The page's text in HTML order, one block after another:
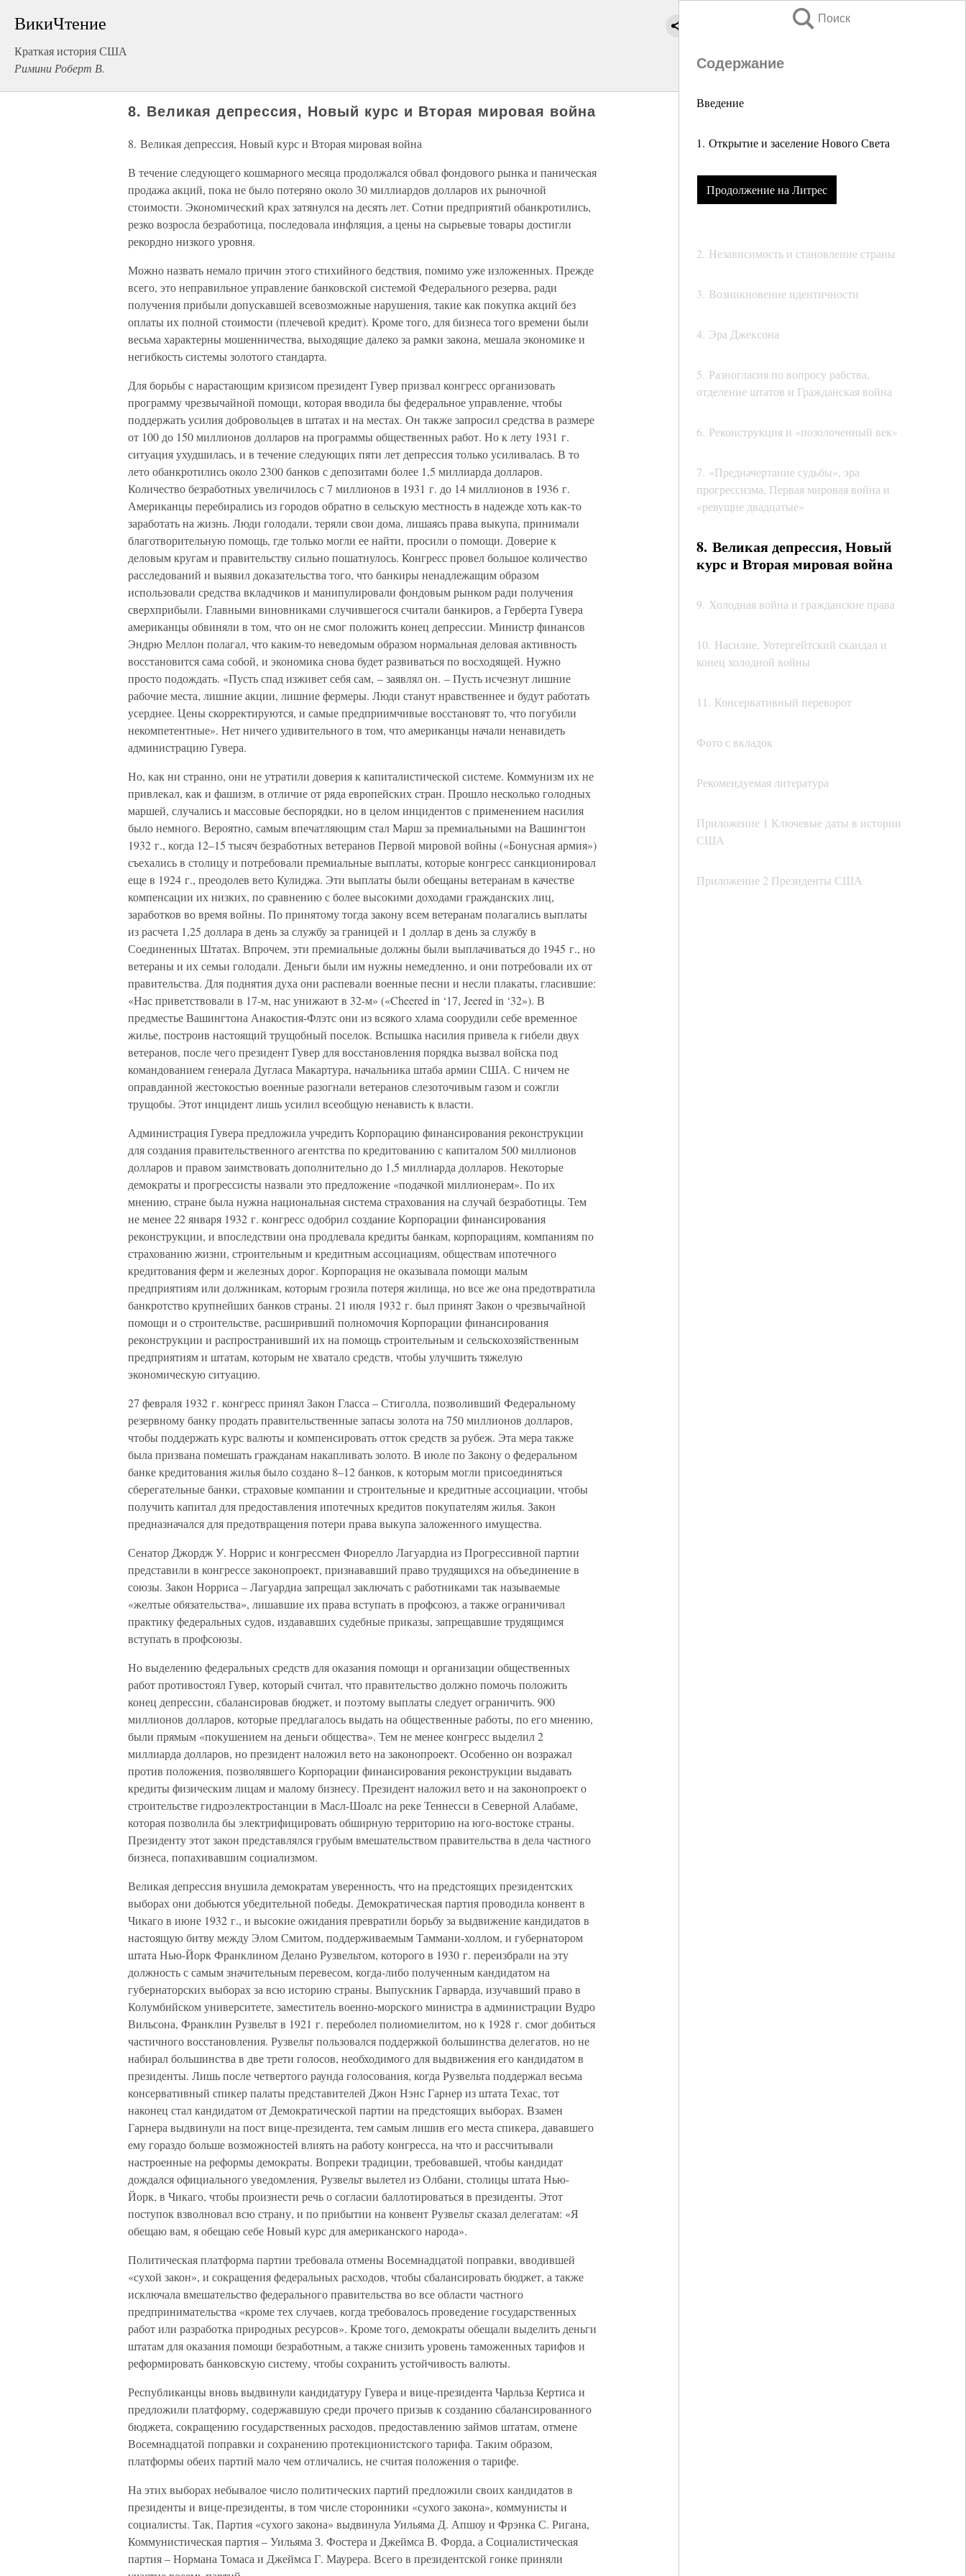
ВикиЧтение
Краткая история США
Римини Роберт В.
Поиск
Содержание
Введение
1. Открытие и заселение Нового Света
Продолжение на Литрес
2. Независимость и становление страны
3. Возникновение идентичности
4. Эра Джексона
5. Разногласия по вопросу рабства,
отделение штатов и Гражданская война
6. Реконструкция и «позолоченный век»
7. «Предначертание судьбы», эра
прогрессизма, Первая мировая война и
«ревущие двадцатые»
8. Великая депрессия, Новый
курс и Вторая мировая война
9. Холодная война и гражданские права
10. Насилие, Уотергейтский скандал и
конец холодной войны
11. Консервативный переворот
Фото с вкладок
Рекомендуемая литература
Приложение 1 Ключевые даты в истории
США
Приложение 2 Президенты США
8. Великая депрессия, Новый курс и Вторая мировая война
8. Великая депрессия, Новый курс и Вторая мировая война
В течение следующего кошмарного месяца продолжался обвал фондового рынка и паническая
продажа акций, пока не было потеряно около 30 миллиардов долларов их рыночной
стоимости. Экономический крах затянулся на десять лет. Сотни предприятий обанкротились,
резко возросла безработица, последовала инфляция, а цены на сырьевые товары достигли
рекордно низкого уровня.
Можно назвать немало причин этого стихийного бедствия, помимо уже изложенных. Прежде
всего, это неправильное управление банковской системой Федерального резерва, ради
получения прибыли допускавшей всевозможные нарушения, такие как покупка акций без
оплаты их полной стоимости (плечевой кредит). Кроме того, для бизнеса того времени были
весьма характерны мошенничества, выходящие далеко за рамки закона, мешала экономике и
негибкость системы золотого стандарта.
Для борьбы с нарастающим кризисом президент Гувер призвал конгресс организовать
программу чрезвычайной помощи, которая вводила бы федеральное управление, чтобы
поддержать усилия добровольцев в штатах и на местах. Он также запросил средства в размере
от 100 до 150 миллионов долларов на программы общественных работ. Но к лету 1931 г.
ситуация ухудшилась, и в течение следующих пяти лет депрессия только усиливалась. В то
лето обанкротились около 2300 банков с депозитами более 1,5 миллиарда долларов.
Количество безработных увеличилось с 7 миллионов в 1931 г. до 14 миллионов в 1936 г.
Американцы перебирались из городов обратно в сельскую местность в надежде хоть как-то
заработать на жизнь. Люди голодали, теряли свои дома, лишаясь права выкупа, принимали
благотворительную помощь, где только могли ее найти, просили о помощи. Доверие к
деловым кругам и правительству сильно пошатнулось. Конгресс провел большое количество
расследований и выявил доказательства того, что банкиры ненадлежащим образом
использовали средства вкладчиков и манипулировали фондовым рынком ради получения
сверхприбыли. Главными виновниками случившегося считали банкиров, а Герберта Гувера
американцы обвиняли в том, что он не смог положить конец депрессии. Министр финансов
Эндрю Меллон полагал, что каким-то неведомым образом нормальная деловая активность
восстановится сама собой, и экономика снова будет развиваться по восходящей. Нужно
просто подождать. «Пусть спад изживет себя сам, – заявлял он. – Пусть исчезнут лишние
рабочие места, лишние акции, лишние фермеры. Люди станут нравственнее и будут работать
усерднее. Цены скорректируются, и самые предприимчивые восстановят то, что погубили
некомпетентные». Нет ничего удивительного в том, что американцы начали ненавидеть
администрацию Гувера.
Но, как ни странно, они не утратили доверия к капиталистической системе. Коммунизм их не
привлекал, как и фашизм, в отличие от ряда европейских стран. Прошло несколько голодных
маршей, случались и массовые беспорядки, но в целом инцидентов с применением насилия
было немного. Вероятно, самым впечатляющим стал Марш за премиальными на Вашингтон
1932 г., когда 12–15 тысяч безработных ветеранов Первой мировой войны («Бонусная армия»)
съехались в столицу и потребовали премиальные выплаты, которые конгресс санкционировал
еще в 1924 г., преодолев вето Кулиджа. Эти выплаты были обещаны ветеранам в качестве
компенсации их низких, по сравнению с более высокими доходами гражданских лиц,
заработков во время войны. По принятому тогда закону всем ветеранам полагались выплаты
из расчета 1,25 доллара в день за службу за границей и 1 доллар в день за службу в
Соединенных Штатах. Впрочем, эти премиальные должны были выплачиваться до 1945 г., но
ветераны и их семьи голодали. Деньги были им нужны немедленно, и они потребовали их от
правительства. Для поднятия духа они распевали военные песни и несли плакаты, гласившие:
«Нас приветствовали в 17-м, нас унижают в 32-м» («Cheered in ‘17, Jeered in ‘32»). В
предместье Вашингтона Анакостия-Флэтс они из всякого хлама соорудили себе временное
жилье, построив настоящий трущобный поселок. Вспышка насилия привела к гибели двух
ветеранов, после чего президент Гувер для восстановления порядка вызвал войска под
командованием генерала Дугласа Макартура, начальника штаба армии США. С ничем не
оправданной жестокостью военные разогнали ветеранов слезоточивым газом и сожгли
трущобы. Этот инцидент лишь усилил всеобщую ненависть к власти.
Администрация Гувера предложила учредить Корпорацию финансирования реконструкции
для создания правительственного агентства по кредитованию с капиталом 500 миллионов
долларов и правом заимствовать дополнительно до 1,5 миллиарда долларов. Некоторые
демократы и прогрессисты назвали это предложение «подачкой миллионерам». По их
мнению, стране была нужна национальная система страхования на случай безработицы. Тем
не менее 22 января 1932 г. конгресс одобрил создание Корпорации финансирования
реконструкции, и впоследствии она продлевала кредиты банкам, корпорациям, компаниям по
страхованию жизни, строительным и кредитным ассоциациям, обществам ипотечного
кредитования ферм и железных дорог. Корпорация не оказывала помощи малым
предприятиям или должникам, которым грозила потеря жилища, но все же она предотвратила
банкротство крупнейших банков страны. 21 июля 1932 г. был принят Закон о чрезвычайной
помощи и о строительстве, расширивший полномочия Корпорации финансирования
реконструкции и распространивший их на помощь строительным и сельскохозяйственным
предприятиям и штатам, которым не хватало средств, чтобы улучшить тяжелую
экономическую ситуацию.
27 февраля 1932 г. конгресс принял Закон Гласса – Стиголла, позволивший Федеральному
резервному банку продать правительственные запасы золота на 750 миллионов долларов,
чтобы поддержать курс валюты и компенсировать отток средств за рубеж. Эта мера также
была призвана помешать гражданам накапливать золото. В июле по Закону о федеральном
банке кредитования жилья было создано 8–12 банков, к которым могли присоединяться
сберегательные банки, страховые компании и строительные и кредитные ассоциации, чтобы
получить капитал для предоставления ипотечных кредитов покупателям жилья. Закон
предназначался для предотвращения потери права выкупа заложенного имущества.
Сенатор Джордж У. Норрис и конгрессмен Фиорелло Лагуардиа из Прогрессивной партии
представили в конгрессе законопроект, признававший право трудящихся на объединение в
союзы. Закон Норриса – Лагуардиа запрещал заключать с работниками так называемые
«желтые обязательства», лишавшие их права вступать в профсоюз, а также ограничивал
практику федеральных судов, издававших судебные приказы, запрещавшие трудящимся
вступать в профсоюзы.
Но выделению федеральных средств для оказания помощи и организации общественных
работ противостоял Гувер, который считал, что правительство должно помочь положить
конец депрессии, сбалансировав бюджет, и поэтому выплаты следует ограничить. 900
миллионов долларов, которые предлагалось выдать на общественные работы, по его мнению,
были прямым «покушением на деньги общества». Тем не менее конгресс выделил 2
миллиарда долларов, но президент наложил вето на законопроект. Особенно он возражал
против положения, позволявшего Корпорации финансирования реконструкции выдавать
кредиты физическим лицам и малому бизнесу. Президент наложил вето и на законопроект о
строительстве гидроэлектростанции в Масл-Шоалс на реке Теннесси в Северной Алабаме,
которая позволила бы электрифицировать обширную территорию на юго-востоке страны.
Президенту этот закон представлялся грубым вмешательством правительства в дела частного
бизнеса, попахивавшим социализмом.
Великая депрессия внушила демократам уверенность, что на предстоящих президентских
выборах они добьются убедительной победы. Демократическая партия проводила конвент в
Чикаго в июне 1932 г., и высокие ожидания превратили борьбу за выдвижение кандидатов в
настоящую битву между Элом Смитом, поддерживаемым Таммани-холлом, и губернатором
штата Нью-Йорк Франклином Делано Рузвельтом, которого в 1930 г. переизбрали на эту
должность с самым значительным перевесом, когда-либо полученным кандидатом на
губернаторских выборах за всю историю страны. Выпускник Гарварда, изучавший право в
Колумбийском университете, заместитель военно-морского министра в администрации Вудро
Вильсона, Франклин Рузвельт в 1921 г. переболел полиомиелитом, но к 1928 г. смог добиться
частичного восстановления. Рузвельт пользовался поддержкой большинства делегатов, но не
набирал большинства в две трети голосов, необходимого для выдвижения его кандидатом в
президенты. Лишь после четвертого раунда голосования, когда Рузвельта поддержал весьма
консервативный спикер палаты представителей Джон Нэнс Гарнер из штата Техас, тот
наконец стал кандидатом от Демократической партии на предстоящих выборах. Взамен
Гарнера выдвинули на пост вице-президента, тем самым лишив его места спикера, дававшего
ему гораздо больше возможностей влиять на работу конгресса, на что и рассчитывали
настроенные на реформы демократы. Вопреки традиции, требовавшей, чтобы кандидат
дождался официального уведомления, Рузвельт вылетел из Олбани, столицы штата Нью-
Йорк, в Чикаго, чтобы произнести речь о согласии баллотироваться в президенты. Этот
поступок взволновал всю страну, и по прибытии на конвент Рузвельт сказал делегатам: «Я
обещаю вам, я обещаю себе Новый курс для американского народа».
Политическая платформа партии требовала отмены Восемнадцатой поправки, вводившей
«сухой закон», и сокращения федеральных расходов, чтобы сбалансировать бюджет, а также
исключала вмешательство федерального правительства во все области частного
предпринимательства «кроме тех случаев, когда требовалось проведение государственных
работ или разработка природных ресурсов». Кроме того, демократы обещали выделить деньги
штатам для оказания помощи безработным, а также снизить уровень таможенных тарифов и
реформировать банковскую систему, чтобы сохранить устойчивость валюты.
Республиканцы вновь выдвинули кандидатуру Гувера и вице-президента Чарльза Кертиса и
предложили платформу, содержавшую среди прочего призыв к созданию сбалансированного
бюджета, сокращению государственных расходов, предоставлению займов штатам, отмене
Восемнадцатой поправки и сохранению протекционистского тарифа. Таким образом,
платформы обеих партий мало чем отличались, не считая положения о тарифе.
На этих выборах небывалое число политических партий предложили своих кандидатов в
президенты и вице-президенты, в том числе сторонники «сухого закона», коммунисты и
социалисты. Так, Партия «сухого закона» выдвинула Уильяма Д. Апшоу и Фрэнка С. Ригана,
Коммунистическая партия – Уильяма З. Фостера и Джеймса В. Форда, а Социалистическая
партия – Нормана Томаса и Джеймса Г. Маурера. Всего в президентской гонке приняли